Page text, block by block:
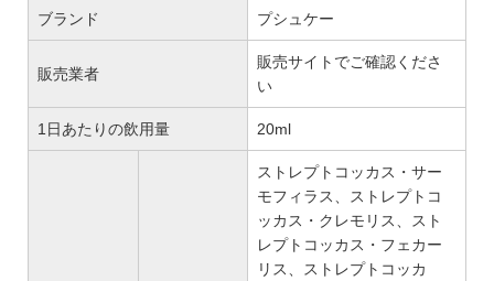
ブランド プシュケー
販売業者
販売サイトでご確認くださ
い
1日あたりの飲用量 20ml
ストレプトコッカス・サー
モフィラス、ストレプトコ
ッカス・クレモリス、スト
レプトコッカス・フェカー
リス、ストレプトコッカ